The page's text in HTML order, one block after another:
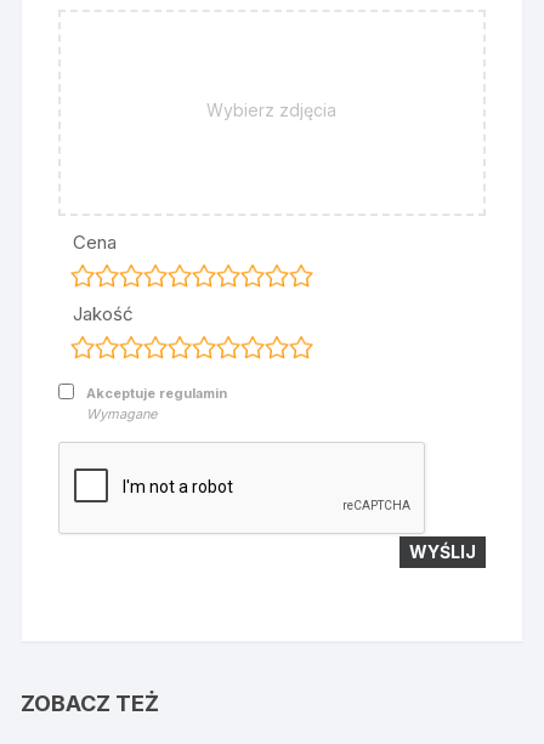
Wybierz zdjęcia
Cena
Jakość
Akceptuje regulamin
Wymagane
ZOBACZ TEŻ